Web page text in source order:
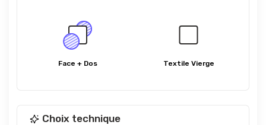
Face + Dos Textile Vierge
Choix technique